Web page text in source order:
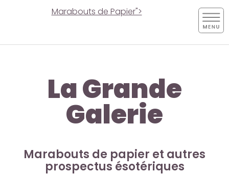
Marabouts de Papier">
La Grande
Galerie
Marabouts de papier et autres
prospectus ésotériques